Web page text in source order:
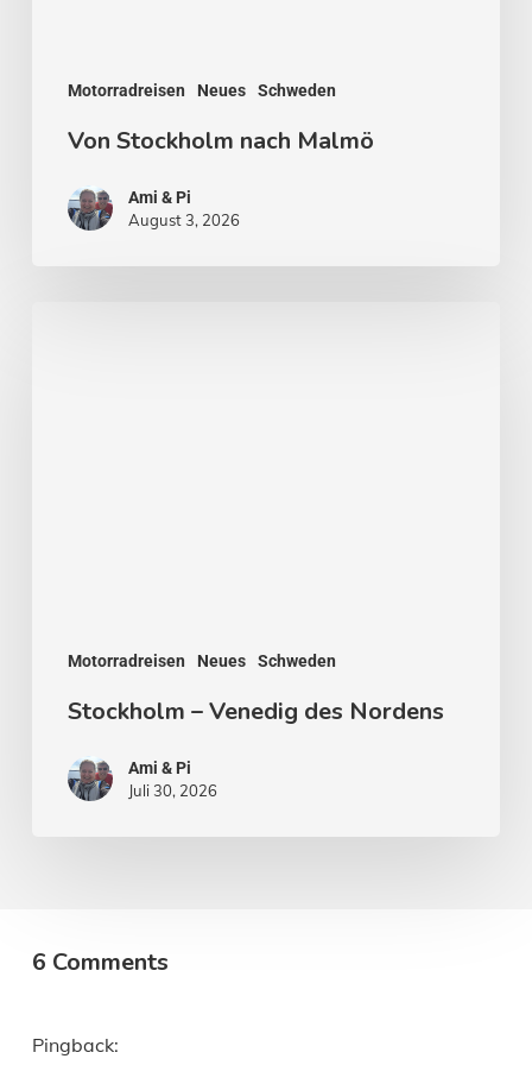
Motorradreisen Neues Schweden
Von Stockholm nach Malmö
Ami & Pi
August 3, 2026
Motorradreisen Neues Schweden
Stockholm – Venedig des Nordens
Ami & Pi
Juli 30, 2026
6 Comments
Pingback: